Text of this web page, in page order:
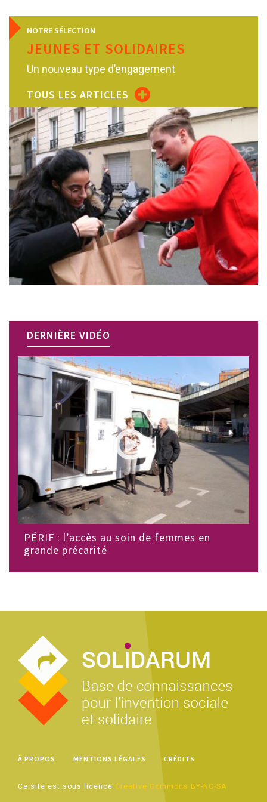
NOTRE SÉLECTION
JEUNES ET SOLIDAIRES
Un nouveau type d’engagement
TOUS LES ARTICLES
DERNIÈRE VIDÉO
PÉRIF : l’accès au soin de femmes en
grande précarité
À PROPOS MENTIONS LÉGALES CRÉDITS
Ce site est sous licence Creative Commons BY-NC-SA